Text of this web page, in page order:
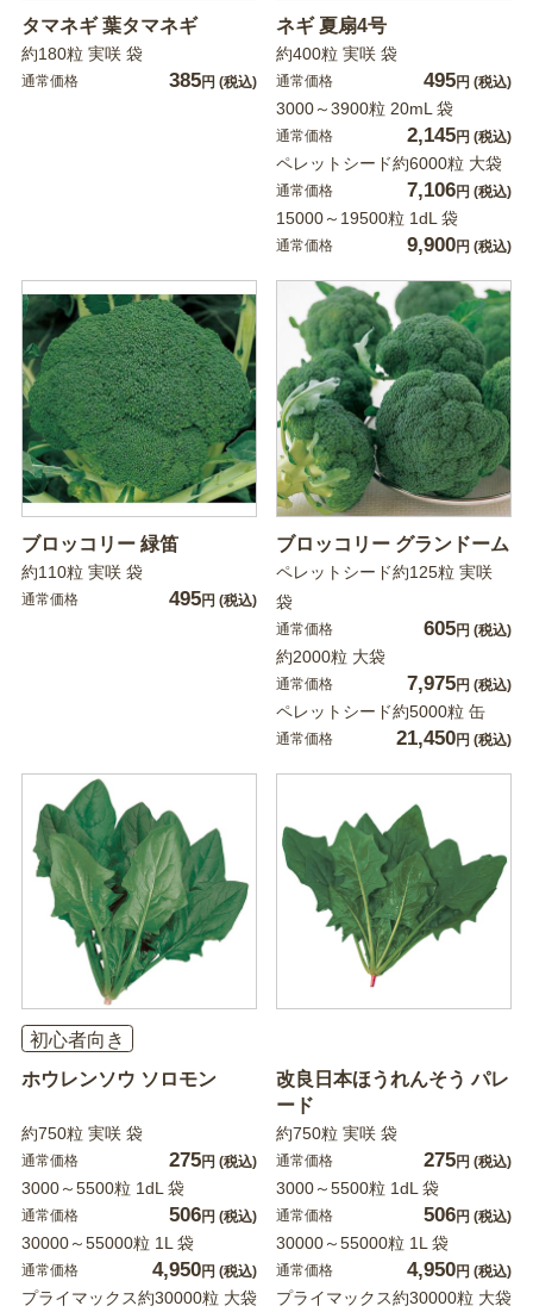
タマネギ 葉タマネギ
約180粒 実咲 袋
通常価格 385円 (税込)
ネギ 夏扇4号
約400粒 実咲 袋
通常価格 495円 (税込)
3000～3900粒 20mL 袋
通常価格 2,145円 (税込)
ペレットシード約6000粒 大袋
通常価格 7,106円 (税込)
15000～19500粒 1dL 袋
通常価格 9,900円 (税込)
ブロッコリー 緑笛
約110粒 実咲 袋
通常価格 495円 (税込)
ブロッコリー グランドーム
ペレットシード約125粒 実咲
袋
通常価格 605円 (税込)
約2000粒 大袋
通常価格 7,975円 (税込)
ペレットシード約5000粒 缶
通常価格 21,450円 (税込)
初心者向き
ホウレンソウ ソロモン
約750粒 実咲 袋
通常価格 275円 (税込)
3000～5500粒 1dL 袋
通常価格 506円 (税込)
30000～55000粒 1L 袋
通常価格 4,950円 (税込)
プライマックス約30000粒 大袋
改良日本ほうれんそう パレ
ード
約750粒 実咲 袋
通常価格 275円 (税込)
3000～5500粒 1dL 袋
通常価格 506円 (税込)
30000～55000粒 1L 袋
通常価格 4,950円 (税込)
プライマックス約30000粒 大袋